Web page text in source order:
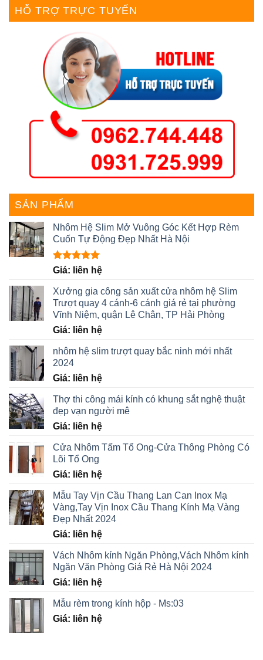
HỖ TRỢ TRỰC TUYẾN
SẢN PHẨM
Nhôm Hệ Slim Mở Vuông Góc Kết Hợp Rèm
Cuốn Tự Động Đẹp Nhất Hà Nội
Được xếp
5 sao
Giá: liên hệ
Xưởng gia công sản xuất cửa nhôm hệ Slim
Trượt quay 4 cánh-6 cánh giá rẻ tại phường
Vĩnh Niệm, quận Lê Chân, TP Hải Phòng
Giá: liên hệ
nhôm hệ slim trượt quay bắc ninh mới nhất
2024
Giá: liên hệ
Thợ thi công mái kính có khung sắt nghệ thuật
đẹp vạn người mê
Giá: liên hệ
Cửa Nhôm Tấm Tổ Ong-Cửa Thông Phòng Có
Lõi Tổ Ong
Giá: liên hệ
Mẫu Tay Vịn Cầu Thang Lan Can Inox Mạ
Vàng,Tay Vịn Inox Cầu Thang Kính Mạ Vàng
Đẹp Nhất 2024
Giá: liên hệ
Vách Nhôm kính Ngăn Phòng,Vách Nhôm kính
Ngăn Văn Phòng Giá Rẻ Hà Nội 2024
Giá: liên hệ
Mẫu rèm trong kính hộp - Ms:03
Giá: liên hệ